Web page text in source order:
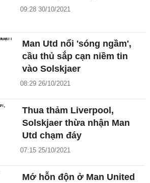
09:28 30/10/2021
Man Utd nổi 'sóng ngầm',
cầu thủ sắp cạn niềm tin
vào Solskjaer
08:29 26/10/2021
Thua thảm Liverpool,
Solskjaer thừa nhận Man
Utd chạm đáy
07:15 25/10/2021
Mớ hỗn độn ở Man United